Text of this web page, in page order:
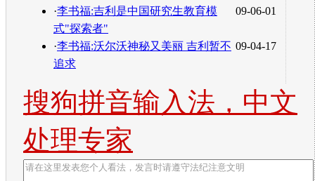
09-06-01
·李书福:吉利是中国研究生教育模
式"探索者"
09-04-17
·李书福:沃尔沃神秘又美丽 吉利暂不
追求
搜狗拼音输入法，中文
处理专家